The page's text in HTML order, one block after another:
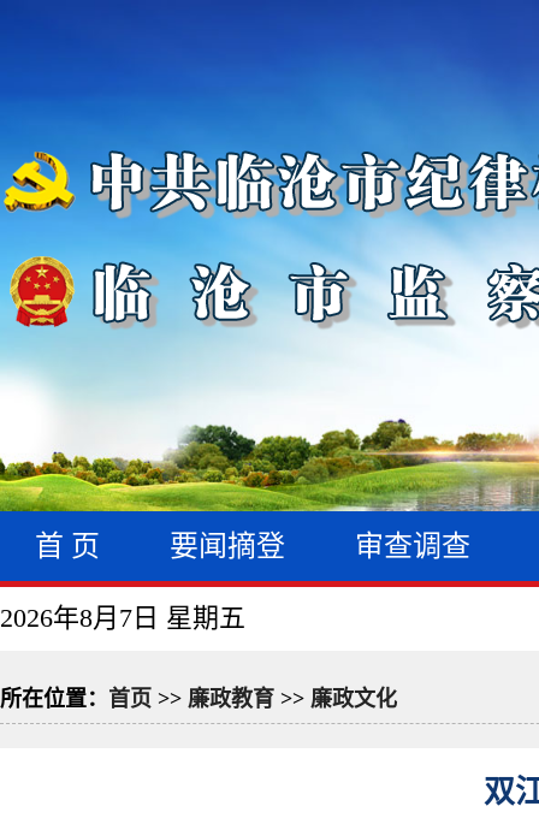
首 页 要闻摘登 审查调查
2026年8月7日 星期五
所在位置： 首页 >> 廉政教育 >> 廉政文化
双